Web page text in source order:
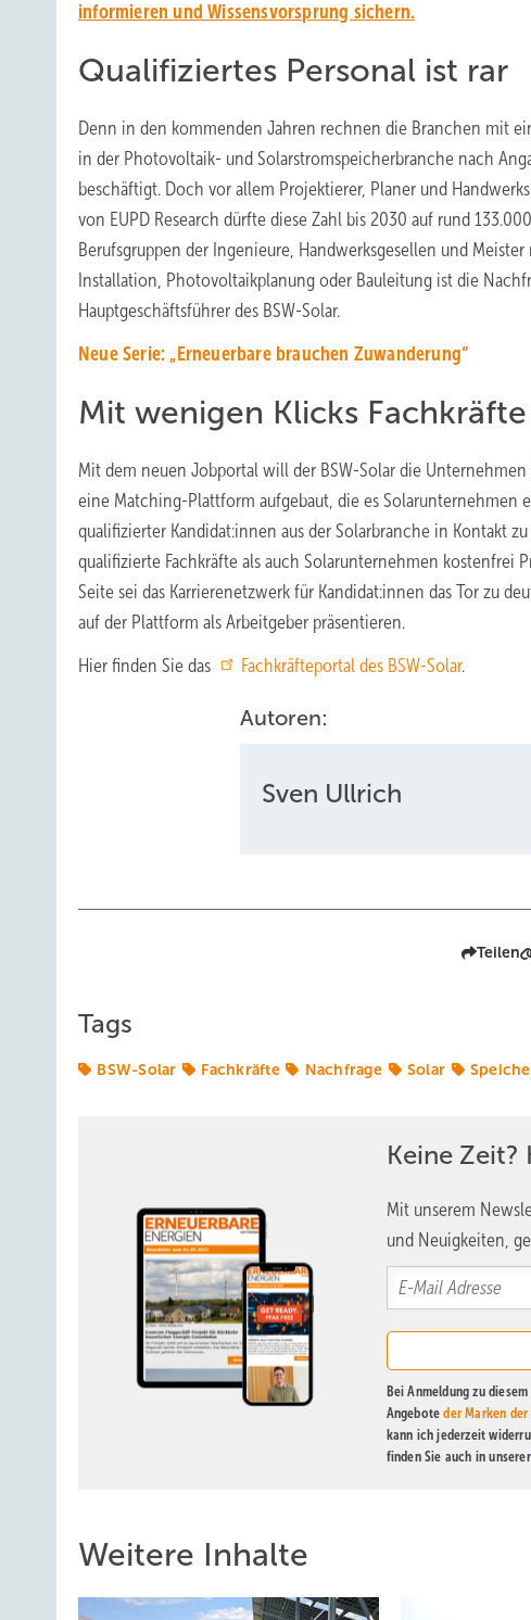
informieren und Wissensvorsprung sichern.
Qualifiziertes Personal ist rar
Denn in den kommenden Jahren rechnen die Branchen mit
in der Photovoltaik- und Solarstromspeicherbranche nach
beschäftigt. Doch vor allem Projektierer, Planer und
von EUPD Research dürfte diese Zahl bis 2030 auf rund
Berufsgruppen der Ingenieure, Handwerksgesellen und
Installation, Photovoltaikplanung oder Bauleitung ist die
Hauptgeschäftsführer des BSW-Solar.
Neue Serie: „Erneuerbare brauchen Zuwanderung“
Mit wenigen Klicks
Mit dem neuen Jobportal will der BSW-Solar die
eine Matching-Plattform aufgebaut, die es
qualifizierter Kandidat:innen aus der Solarbranche in Kontakt
qualifizierte Fachkräfte als auch Solarunternehmen kostenfrei
Seite sei das Karrierenetzwerk für Kandidat:innen das Tor zu
auf der Plattform als Arbeitgeber präsentieren.
Hier finden Sie das
Fachkräfteportal des BSW-Solar.
Autoren:
Sven Ullrich
Teilen
Tags
BSW-Solar Fachkräfte Nachfrage Solar
Keine Zeit?
Mit unserem
und Neuigkeiten,
Bei Anmeldung zu
Angeboteder Marken
kann ich jederzeit
finden Sie auch in unserer
Weitere Inhalte